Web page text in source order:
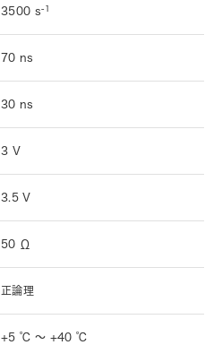
3500 s-1
70 ns
30 ns
3 V
3.5 V
50 Ω
正論理
+5 ℃ ～ +40 ℃